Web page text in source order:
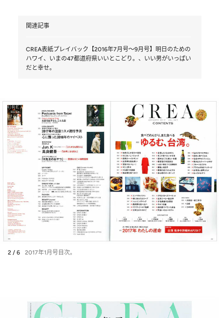
関連記事
CREA表紙プレイバック【2016年7月号～9月号】明日のための
ハワイ、いまの47都道府県いいとこどり。、いい男がいっぱい
だと幸せ。
2 / 6 2017年1月号目次。